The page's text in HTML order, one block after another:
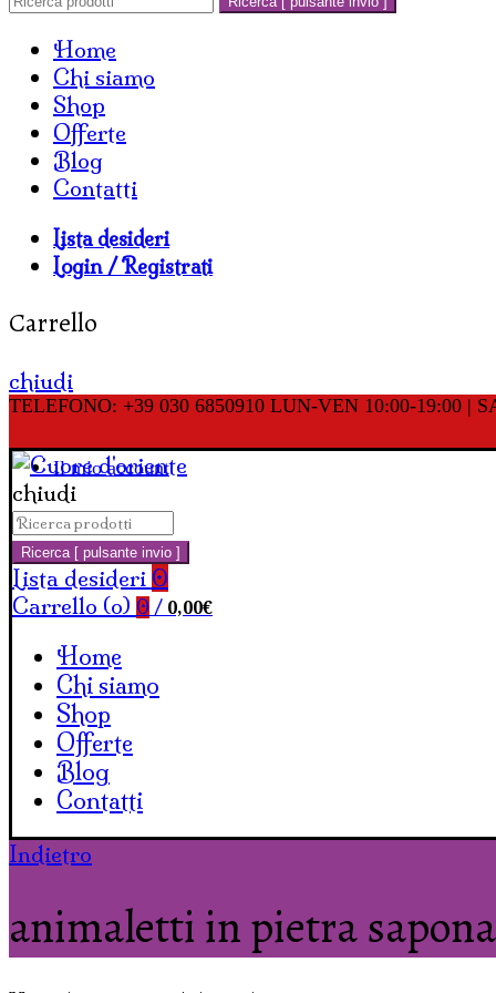
Home
Chi siamo
Shop
Offerte
Blog
Contatti
Lista desideri
Login / Registrati
Carrello
chiudi
TELEFONO: +39 030 6850910 LUN-VEN 10:00-19:00 |
Il mio account
Carrello
chiudi
Cerca:
Ricerca [ pulsante invio ]
Lista desideri 0
Carrello (o) 0 / 0,00€
Home
Chi siamo
Shop
Offerte
Blog
Contatti
Indietro
animaletti in pietra